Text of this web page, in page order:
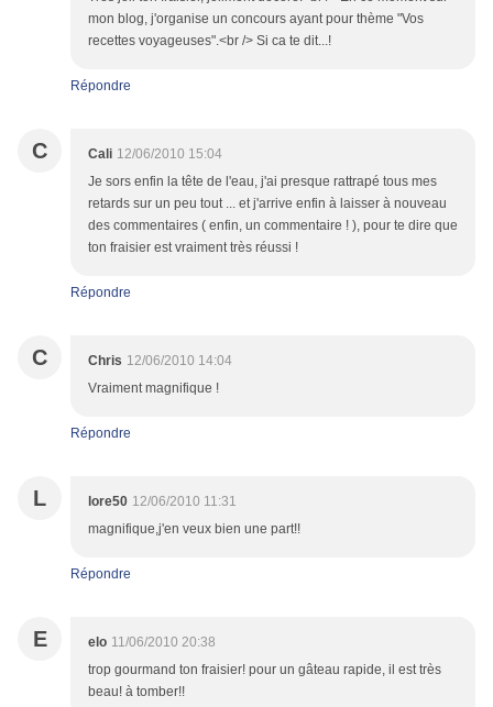
mon blog, j'organise un concours ayant pour thème "Vos
recettes voyageuses".<br /> Si ca te dit...!
Répondre
C Cali 12/06/2010 15:04
Je sors enfin la tête de l'eau, j'ai presque rattrapé tous mes
retards sur un peu tout ... et j'arrive enfin à laisser à nouveau
des commentaires ( enfin, un commentaire ! ), pour te dire que
ton fraisier est vraiment très réussi !
Répondre
C Chris 12/06/2010 14:04
Vraiment magnifique !
Répondre
L lore50 12/06/2010 11:31
magnifique,j'en veux bien une part!!
Répondre
E elo 11/06/2010 20:38
trop gourmand ton fraisier! pour un gâteau rapide, il est très
beau! à tomber!!